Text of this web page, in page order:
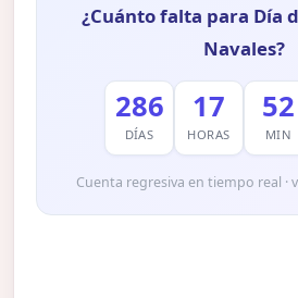
¿Cuánto falta para Día
Navales?
286
DÍAS
17
HORAS
52
MIN
Cuenta regresiva en tiempo real ·